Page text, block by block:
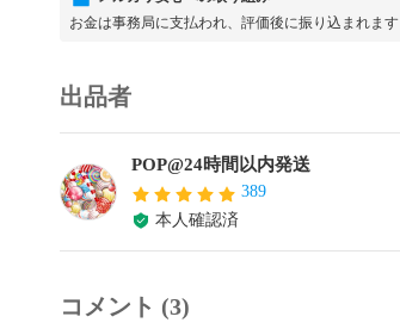
お金は事務局に支払われ、評価後に振り込まれます
出品者
POP@24時間以内発送
389
本人確認済
コメント (3)